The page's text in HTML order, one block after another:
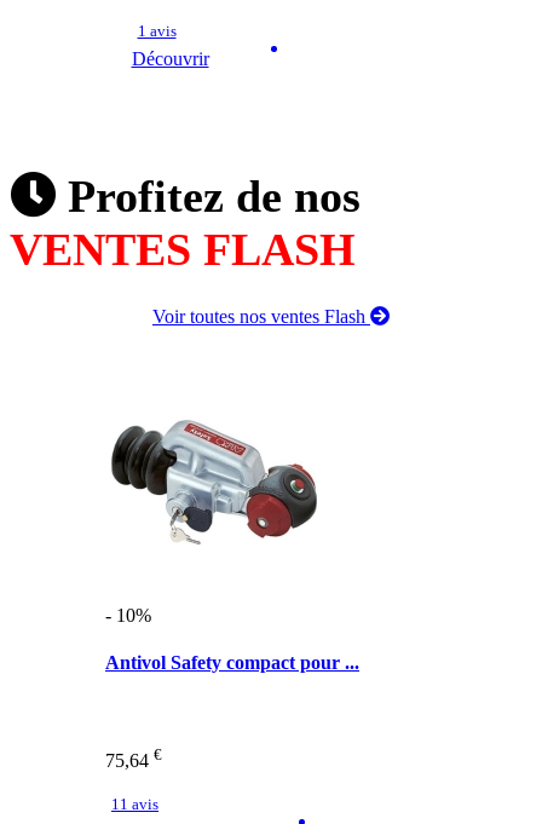
1 avis
Découvrir
Profitez de nos
VENTES FLASH
Voir toutes nos ventes Flash
- 10%
Antivol Safety compact pour ...
75,64 €
11 avis